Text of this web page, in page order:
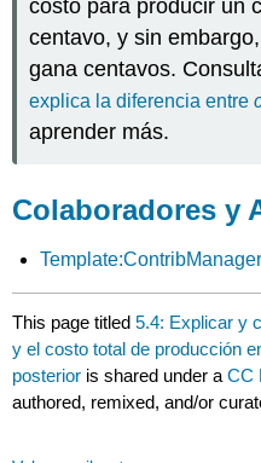
costo para producir un
centavo, y sin
gana centavos.
explica la diferencia entre
aprender más.
Colaboradores y
This page titled5.4: Explicar y
y el costo total de producción
posterior is shared under aCC
authored, remixed, and/or